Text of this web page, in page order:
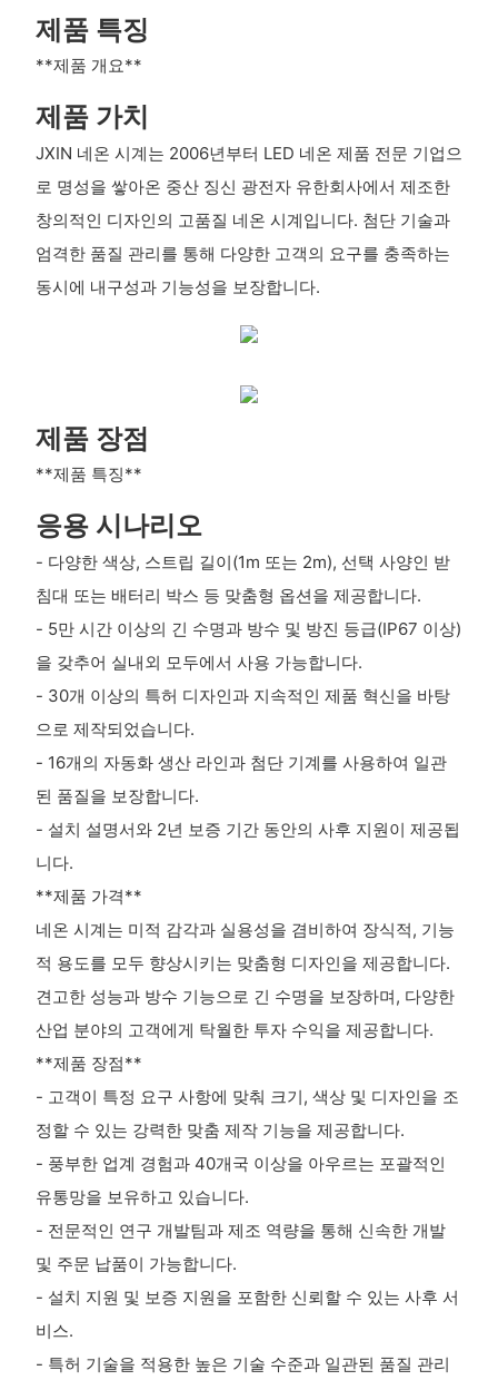
제품 특징
**제품 개요**
제품 가치
JXIN 네온 시계는 2006년부터 LED 네온 제품 전문 기업으
로 명성을 쌓아온 중산 징신 광전자 유한회사에서 제조한
창의적인 디자인의 고품질 네온 시계입니다. 첨단 기술과
엄격한 품질 관리를 통해 다양한 고객의 요구를 충족하는
동시에 내구성과 기능성을 보장합니다.
제품 장점
**제품 특징**
응용 시나리오
- 다양한 색상, 스트립 길이(1m 또는 2m), 선택 사양인 받
침대 또는 배터리 박스 등 맞춤형 옵션을 제공합니다.
- 5만 시간 이상의 긴 수명과 방수 및 방진 등급(IP67 이상)
을 갖추어 실내외 모두에서 사용 가능합니다.
- 30개 이상의 특허 디자인과 지속적인 제품 혁신을 바탕
으로 제작되었습니다.
- 16개의 자동화 생산 라인과 첨단 기계를 사용하여 일관
된 품질을 보장합니다.
- 설치 설명서와 2년 보증 기간 동안의 사후 지원이 제공됩
니다.
**제품 가격**
네온 시계는 미적 감각과 실용성을 겸비하여 장식적, 기능
적 용도를 모두 향상시키는 맞춤형 디자인을 제공합니다.
견고한 성능과 방수 기능으로 긴 수명을 보장하며, 다양한
산업 분야의 고객에게 탁월한 투자 수익을 제공합니다.
**제품 장점**
- 고객이 특정 요구 사항에 맞춰 크기, 색상 및 디자인을 조
정할 수 있는 강력한 맞춤 제작 기능을 제공합니다.
- 풍부한 업계 경험과 40개국 이상을 아우르는 포괄적인
유통망을 보유하고 있습니다.
- 전문적인 연구 개발팀과 제조 역량을 통해 신속한 개발
및 주문 납품이 가능합니다.
- 설치 지원 및 보증 지원을 포함한 신뢰할 수 있는 사후 서
비스.
- 특허 기술을 적용한 높은 기술 수준과 일관된 품질 관리